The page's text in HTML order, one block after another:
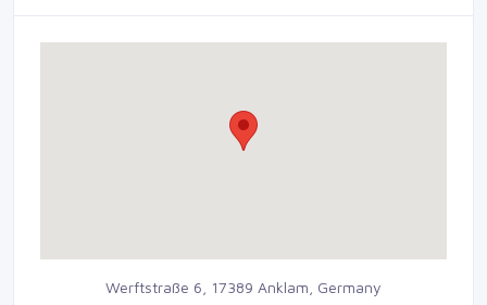
Werftstraße 6, 17389 Anklam, Germany